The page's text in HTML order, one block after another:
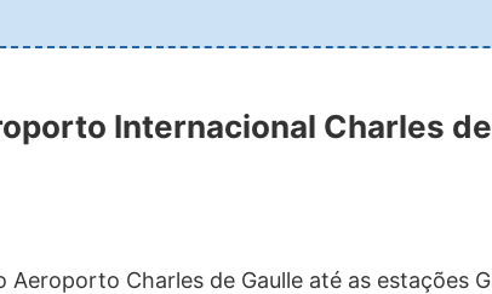
Internacional Charles
Aeroporto Charles de Gaulle até as estações